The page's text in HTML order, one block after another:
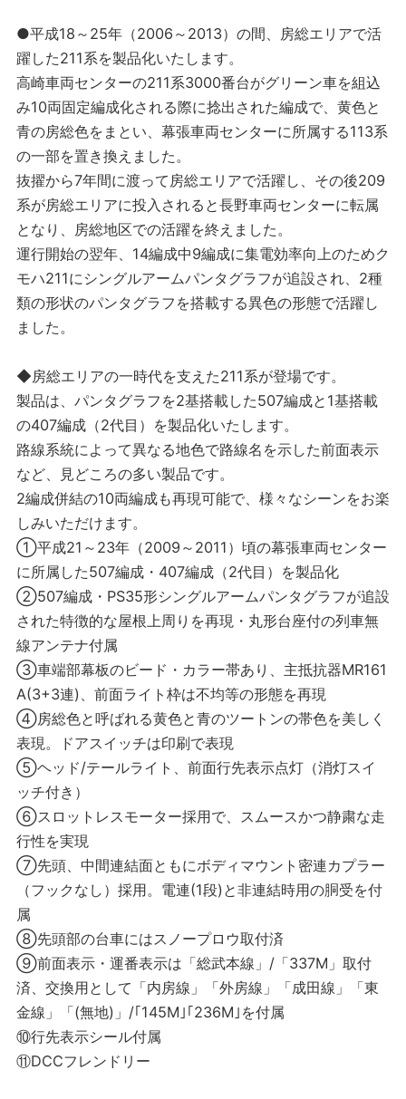
●平成18～25年（2006～2013）の間、房総エリアで活
躍した211系を製品化いたします。
高崎車両センターの211系3000番台がグリーン車を組込
み10両固定編成化される際に捻出された編成で、黄色と
青の房総色をまとい、幕張車両センターに所属する113系
の一部を置き換えました。
抜擢から7年間に渡って房総エリアで活躍し、その後209
系が房総エリアに投入されると長野車両センターに転属
となり、房総地区での活躍を終えました。
運行開始の翌年、14編成中9編成に集電効率向上のためク
モハ211にシングルアームパンタグラフが追設され、2種
類の形状のパンタグラフを搭載する異色の形態で活躍し
ました。
◆房総エリアの一時代を支えた211系が登場です。
製品は、パンタグラフを2基搭載した507編成と1基搭載
の407編成（2代目）を製品化いたします。
路線系統によって異なる地色で路線名を示した前面表示
など、見どころの多い製品です。
2編成併結の10両編成も再現可能で、様々なシーンをお楽
しみいただけます。
①平成21～23年（2009～2011）頃の幕張車両センター
に所属した507編成・407編成（2代目）を製品化
②507編成・PS35形シングルアームパンタグラフが追設
された特徴的な屋根上周りを再現・丸形台座付の列車無
線アンテナ付属
③車端部幕板のビード・カラー帯あり、主抵抗器MR161
A(3+3連)、前面ライト枠は不均等の形態を再現
④房総色と呼ばれる黄色と青のツートンの帯色を美しく
表現。ドアスイッチは印刷で表現
⑤ヘッド/テールライト、前面行先表示点灯（消灯スイ
ッチ付き）
⑥スロットレスモーター採用で、スムースかつ静粛な走
行性を実現
⑦先頭、中間連結面ともにボディマウント密連カプラー
（フックなし）採用。電連(1段)と非連結時用の胴受を付
属
⑧先頭部の台車にはスノープロウ取付済
⑨前面表示・運番表示は「総武本線」/「337M」取付
済、交換用として「内房線」「外房線」「成田線」「東
金線」「(無地)」/｢145M｣｢236M｣を付属
⑩行先表示シール付属
⑪DCCフレンドリー